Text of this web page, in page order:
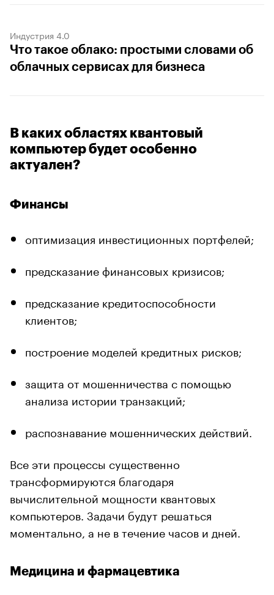
Индустрия 4.0
Что такое облако: простыми словами об
облачных сервисах для бизнеса
В каких областях квантовый
компьютер будет особенно
актуален?
Финансы
оптимизация инвестиционных портфелей;
предсказание финансовых кризисов;
предсказание кредитоспособности
клиентов;
построение моделей кредитных рисков;
защита от мошенничества с помощью
анализа истории транзакций;
распознавание мошеннических действий.
Все эти процессы существенно
трансформируются благодаря
вычислительной мощности квантовых
компьютеров. Задачи будут решаться
моментально, а не в течение часов и дней.
Медицина и фармацевтика